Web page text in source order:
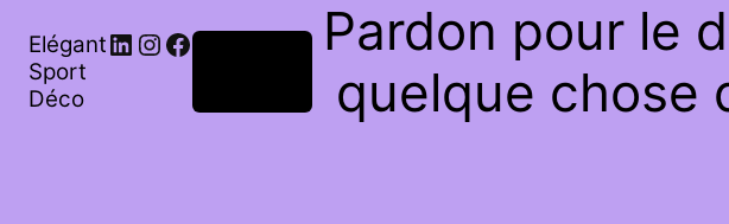
Elégant
Sport
Déco
Pardon pour le
quelque chose